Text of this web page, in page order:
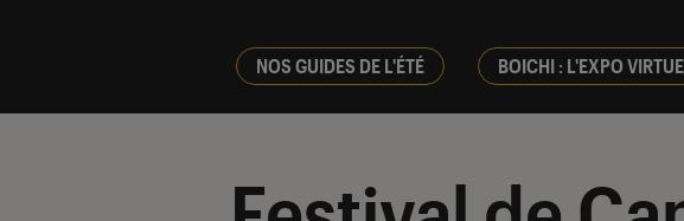
NOS GUIDES DE L'ÉTÉ BOICHI : L'EXPO